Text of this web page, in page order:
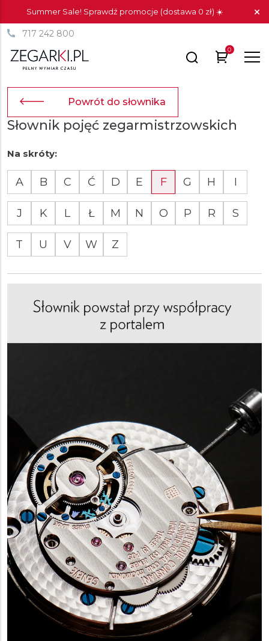
Summer Sale! Sprawdź promocje (dostawa 0 zł) ☀️
717 242 800
0
Powrót do słownika
Słownik pojęć zegarmistrzowskich
Na skróty:
A B C Ć D E F G H I
J K L Ł M N O P R S
T U V W Z